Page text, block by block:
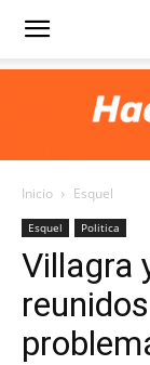
Diario
Portada
Inicio Esquel
Esquel Politica
Villagra